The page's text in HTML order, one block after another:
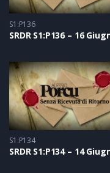
S1:P136
S1:P134